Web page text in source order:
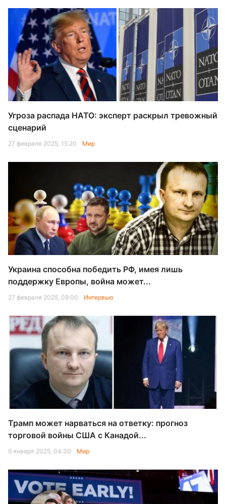
Угроза распада НАТО: эксперт раскрыл тревожный
сценарий
27 февраля 2025, 15:20 Мир
Украина способна победить РФ, имея лишь
поддержку Европы, война может...
27 февраля 2025, 09:00 Интервью
Трамп может нарваться на ответку: прогноз
торговой войны США с Канадой...
9 января 2025, 04:30 Мир